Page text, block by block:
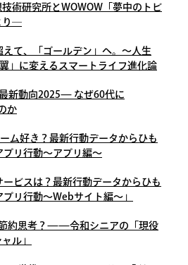
術研究所とWOWOW「夢中のトビ
り―
て、「ゴールデン」へ。～人生
」に変えるスマートライフ進化論
新動向2025— なぜ60代に
か
ム好き？最新行動データからひも
リ行動〜アプリ編〜
ビスは？最新行動データからひも
リ行動〜Webサイト編〜」
約思考？——令和シニアの「現役
ル」